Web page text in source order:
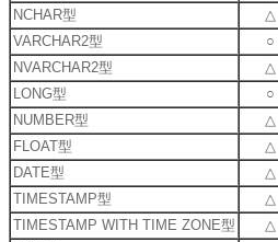
NCHAR型
△
VARCHAR2型
○
NVARCHAR2型
△
LONG型
○
NUMBER型
△
FLOAT型
△
DATE型
△
TIMESTAMP型
△
TIMESTAMP WITH TIME ZONE型
△